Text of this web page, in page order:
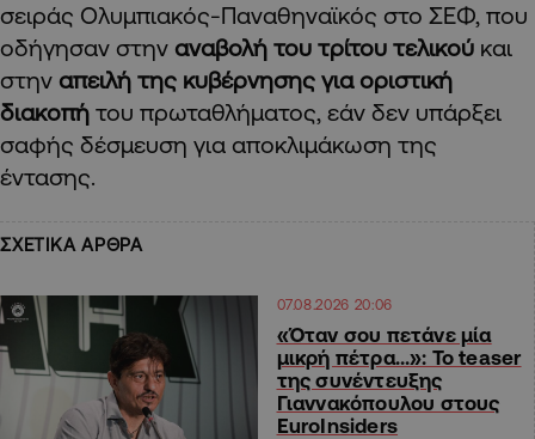
σειράς Ολυμπιακός-Παναθηναϊκός στο ΣΕΦ, που
οδήγησαν στην αναβολή του τρίτου τελικού και
στην απειλή της κυβέρνησης για οριστική
διακοπή του πρωταθλήματος, εάν δεν υπάρξει
σαφής δέσμευση για αποκλιμάκωση της
έντασης.
ΣΧΕΤΙΚΑ ΑΡΘΡΑ
07.08.2026 20:06
«Όταν σου πετάνε μία
μικρή πέτρα…»: Το teaser
της συνέντευξης
Γιαννακόπουλου στους
EuroInsiders